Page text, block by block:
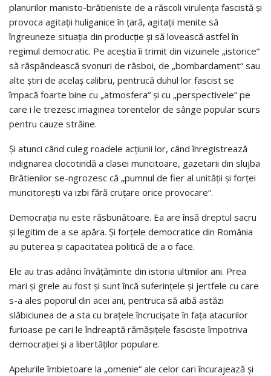
planurilor manisto-brătieniste de a răscoli virulența fascistă și
provoca agitații huliganice în țară, agitații menite să
îngreuneze situația din producție și să lovească astfel în
regimul democratic. Pe aceștia îi trimit din vizuinele „istorice“
să răspândească svonuri de răsboi, de „bombardament“ sau
alte știri de acelaș calibru, pentrucă duhul lor fascist se
împacă foarte bine cu „atmosfera“ și cu „perspectivele“ pe
care i le trezesc imaginea torentelor de sânge popular scurs
pentru cauze străine.
Și atunci când culeg roadele acțiunii lor, când înregistrează
indignarea clocotindă a clasei muncitoare, gazetarii din slujba
Brătienilor se-ngrozesc că „pumnul de fier al unității și forței
muncitorești va izbi fără cruțare orice provocare“.
Democrația nu este răsbunătoare. Ea are însă dreptul sacru
și legitim de a se apăra. Și forțele democratice din România
au puterea și capacitatea politică de a o face.
Ele au tras adânci învățăminte din istoria ultmilor ani. Prea
mari și grele au fost și sunt încă suferințele și jertfele cu care
s-a ales poporul din acei ani, pentruca să aibă astăzi
slăbiciunea de a sta cu brațele încrucișate în fața atacurilor
furioase pe cari le îndreaptă rămășițele fasciste împotriva
democrației și a libertăților populare.
Apelurile îmbietoare la „omenie“ ale celor cari încurajează și